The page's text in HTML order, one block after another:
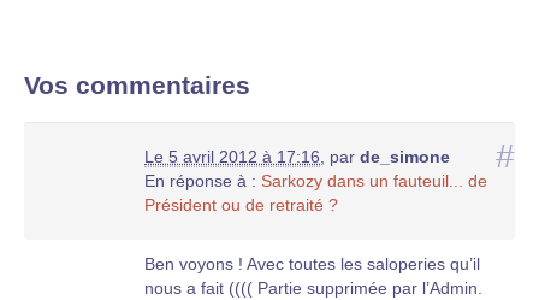
Vos commentaires
#
Le 5 avril 2012 à 17:16 par de_simone
En réponse à : Sarkozy dans un fauteuil... de
Président ou de retraité ?
Ben voyons ! Avec toutes les saloperies qu’il
nous a fait (((( Partie supprimée par l’Admin.